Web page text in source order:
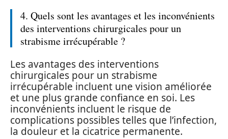
4. Quels sont les avantages et les inconvénients
des interventions chirurgicales pour un
strabisme irrécupérable ?
Les avantages des interventions
chirurgicales pour un strabisme
irrécupérable incluent une vision améliorée
et une plus grande confiance en soi. Les
inconvénients incluent le risque de
complications possibles telles que l’infection,
la douleur et la cicatrice permanente.